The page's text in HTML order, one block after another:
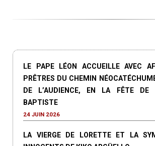
LE PAPE LÉON ACCUEILLE AVEC
PRÊTRES DU CHEMIN
DE L’AUDIENCE, EN LA FÊTE DE
BAPTISTE
24 JUIN 2026
LA VIERGE DE LORETTE ET LA